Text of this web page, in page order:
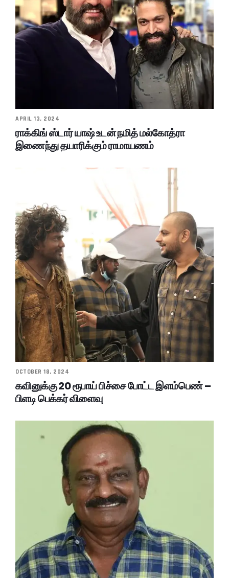
APRIL 13, 2024
ராக்கிங் ஸ்டார் யாஷ் உடன் நமித் மல்கோத்ரா
இணைந்து தயாரிக்கும் ராமாயணம்
OCTOBER 18, 2024
கவினுக்கு 20 ரூபாய் பிச்சை போட்ட இளம்பெண் –
பிளடி பெக்கர் விளைவு